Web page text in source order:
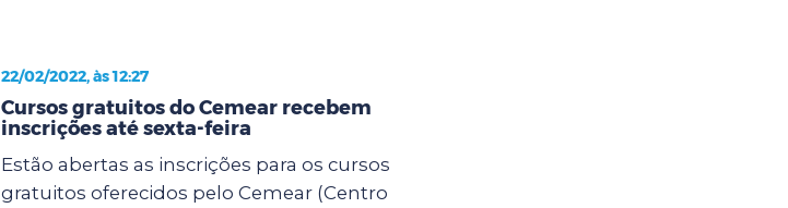
22/02/2022, às 12:27
Cursos gratuitos do Cemear recebem
inscrições até sexta-feira
Estão abertas as inscrições para os cursos
gratuitos oferecidos pelo Cemear (Centro